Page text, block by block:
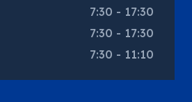
7:30 - 17:30
7:30 - 17:30
7:30 - 11:10